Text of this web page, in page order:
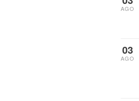
AGO
03
AGO